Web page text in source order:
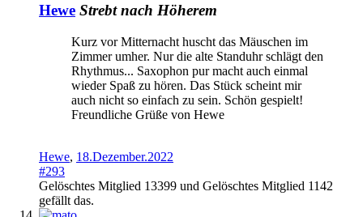
Hewe Strebt nach Höherem
Kurz vor Mitternacht huscht das Mäuschen im
Zimmer umher. Nur die alte Standuhr schlägt den
Rhythmus... Saxophon pur macht auch einmal
wieder Spaß zu hören. Das Stück scheint mir
auch nicht so einfach zu sein. Schön gespielt!
Freundliche Grüße von Hewe
Hewe, 18.Dezember.2022
#293
Gelöschtes Mitglied 13399 und Gelöschtes Mitglied 1142
gefällt das.